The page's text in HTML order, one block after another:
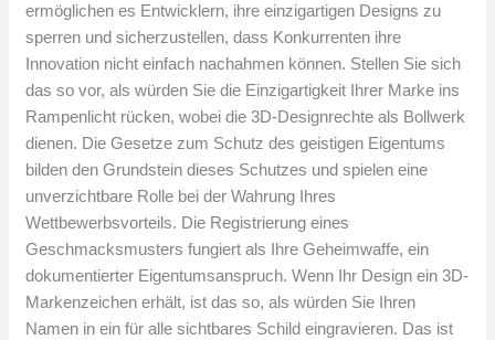
ermöglichen es Entwicklern, ihre einzigartigen Designs zu
sperren und sicherzustellen, dass Konkurrenten ihre
Innovation nicht einfach nachahmen können. Stellen Sie sich
das so vor, als würden Sie die Einzigartigkeit Ihrer Marke ins
Rampenlicht rücken, wobei die 3D-Designrechte als Bollwerk
dienen. Die Gesetze zum Schutz des geistigen Eigentums
bilden den Grundstein dieses Schutzes und spielen eine
unverzichtbare Rolle bei der Wahrung Ihres
Wettbewerbsvorteils. Die Registrierung eines
Geschmacksmusters fungiert als Ihre Geheimwaffe, ein
dokumentierter Eigentumsanspruch. Wenn Ihr Design ein 3D-
Markenzeichen erhält, ist das so, als würden Sie Ihren
Namen in ein für alle sichtbares Schild eingravieren. Das ist